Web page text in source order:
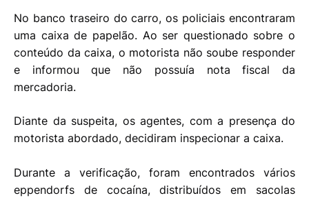
No banco traseiro do carro, os policiais encontraram
uma caixa de papelão. Ao ser questionado sobre o
conteúdo da caixa, o motorista não soube responder
e informou que não possuía nota fiscal da
mercadoria.
Diante da suspeita, os agentes, com a presença do
motorista abordado, decidiram inspecionar a caixa.
Durante a verificação, foram encontrados vários
eppendorfs de cocaína, distribuídos em sacolas